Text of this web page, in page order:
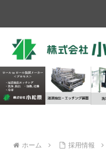
ホーム 採用情報